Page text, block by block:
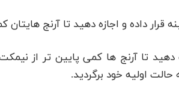
قرار داده و اجازه دهید تا آرنج
تا آرنج ها کمی پایین تر از نیمکت
حالت اولیه خود برگردید.